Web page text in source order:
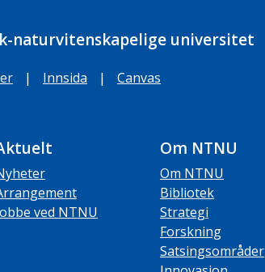
naturvitenskapelige universitet
| Innsida | Canvas
ved NTNU
Om NTNU
Om NTNU
Bibliotek
Strategi
Forskning
Satsingsområder